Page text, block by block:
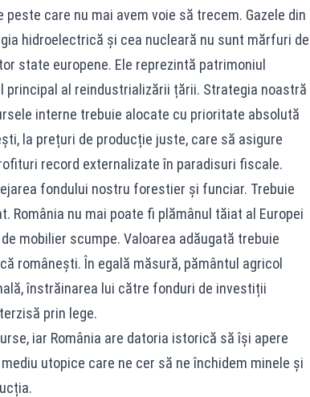
care nu mai avem voie să trecem. Gazele din
hidroelectrică și cea nucleară nu sunt mărfuri de
state europene. Ele reprezintă patrimoniul
al reindustrializării țării. Strategia noastră
interne trebuie alocate cu prioritate absolută
la prețuri de producție juste, care să asigure
record externalizate în paradisuri fiscale.
fondului nostru forestier și funciar. Trebuie
România nu mai poate fi plămânul tăiat al Europei
mobilier scumpe. Valoarea adăugată trebuie
românești. În egală măsură, pământul agricol
înstrăinarea lui către fonduri de investiții
prin lege.
iar România are datoria istorică să își apere
utopice care ne cer să ne închidem minele și